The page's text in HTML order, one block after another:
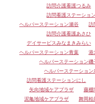
訪問介護看護つるみ
訪問看護ステーショ
ヘルパーステーション瀬谷
訪
訪問介護看護あさひ
デイサービスみなまきみらい
ヘルパーステーション青葉
港
ヘルパーステーション磯
ヘルパーステーション
訪問看護ステーションにし
矢向地域ケアプラザ
藤棚
泥亀地域ケアプラザ
舞岡柏